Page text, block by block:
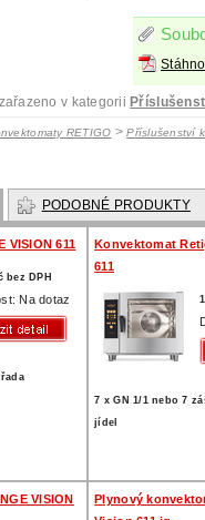
v kategorii
RETIGO >Příslušenství
PODOBNÉ PRODUKTY
VISION 611
bez DPH
Na dotaz
Konvektomat
611
7 x GN 1/1 nebo 7
jídel
VISION
Plynový